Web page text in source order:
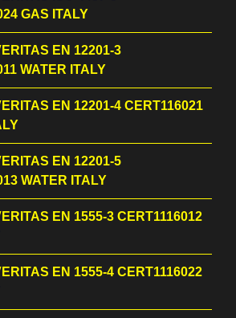
GAS ITALY
EN 12201-3
WATER ITALY
EN 12201-4 CERT116021
EN 12201-5
WATER ITALY
EN 1555-3 CERT1116012
EN 1555-4 CERT1116022